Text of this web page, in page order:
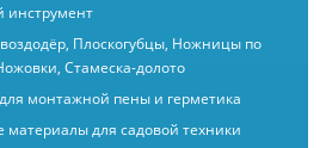
Плоскогубцы, Ножницы по
Стамеска-долото
монтажной пены и герметика
материалы для садовой техники